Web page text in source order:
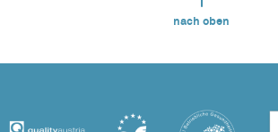
nach oben